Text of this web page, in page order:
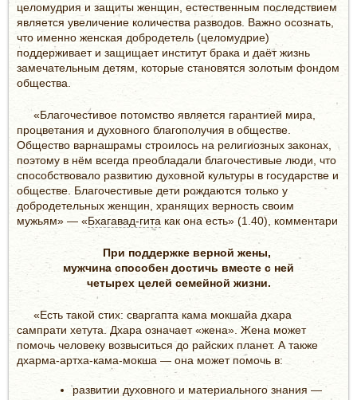
целомудрия и защиты женщин, естественным последствием
является увеличение количества разводов. Важно осознать,
что именно женская добродетель (целомудрие)
поддерживает и защищает институт брака и даёт жизнь
замечательным детям, которые становятся золотым фондом
общества.
«Благочестивое потомство является гарантией мира,
процветания и духовного благополучия в обществе.
Общество варнашрамы строилось на религиозных законах,
поэтому в нём всегда преобладали благочестивые люди, что
способствовало развитию духовной культуры в государстве и
обществе. Благочестивые дети рождаются только у
добродетельных женщин, хранящих верность своим
мужьям» — «Бхагавад-гита как она есть» (1.40), комментари
При поддержке верной жены,
мужчина способен достичь вместе с ней
четырех целей семейной жизни.
«Есть такой стих: сваргапта кама мокшайа дхара
сампрати хетута. Дхара означает «жена». Жена может
помочь человеку возвыситься до райских планет. А также
дхарма-артха-кама-мокша — она может помочь в:
развитии духовного и материального знания —